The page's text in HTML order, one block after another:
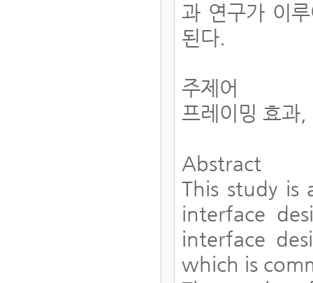
과 연구가 이
된다.
주제어
프레이밍 효과
Abstract
This study
interface
interface
which is